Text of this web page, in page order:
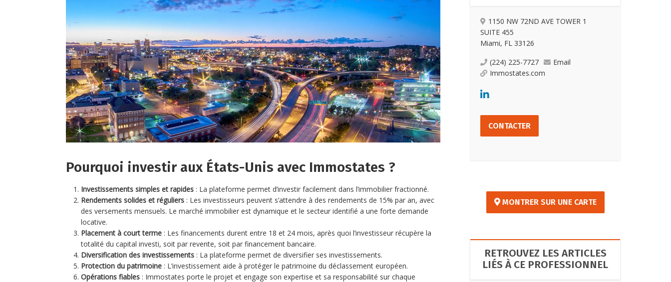
Pourquoi investir aux États-Unis avec Immostates ?
Investissements simples et rapides : La plateforme permet d’investir facilement dans l’immobilier fractionné.
Rendements solides et réguliers : Les investisseurs peuvent s’attendre à des rendements de 15% par an, avec
des versements mensuels. Le marché immobilier est dynamique et le secteur identifié a une forte demande
locative.
Placement à court terme : Les financements durent entre 18 et 24 mois, après quoi l’investisseur récupère la
totalité du capital investi, soit par revente, soit par financement bancaire.
Diversification des investissements : La plateforme permet de diversifier ses investissements.
Protection du patrimoine : L’investissement aide à protéger le patrimoine du déclassement européen.
Opérations fiables : Immostates porte le projet et engage son expertise et sa responsabilité sur chaque
1150 NW 72ND AVE TOWER 1
SUITE 455
Miami, FL 33126
(224) 225-7727
Email
Immostates.com
CONTACTER
MONTRER SUR UNE CARTE
RETROUVEZ LES ARTICLES
LIÉS À CE PROFESSIONNEL